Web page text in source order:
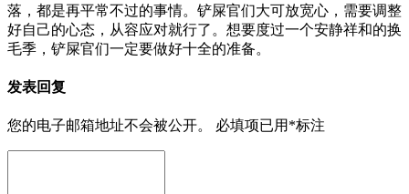
落，都是再平常不过的事情。铲屎官们大可放宽心，需要调整
好自己的心态，从容应对就行了。想要度过一个安静祥和的换
毛季，铲屎官们一定要做好十全的准备。
发表回复
您的电子邮箱地址不会被公开。 必填项已用 *标注